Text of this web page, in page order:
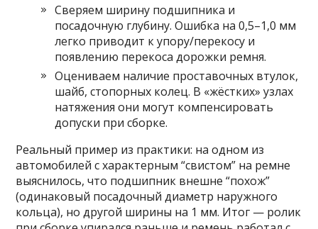
Сверяем ширину подшипника и
посадочную глубину. Ошибка на 0,5–1,0 мм
легко приводит к упору/перекосу и
появлению перекоса дорожки ремня.
Оцениваем наличие проставочных втулок,
шайб, стопорных колец. В «жёстких» узлах
натяжения они могут компенсировать
допуски при сборке.
Реальный пример из практики: на одном из
автомобилей с характерным “свистом” на ремне
выяснилось, что подшипник внешне “похож”
(одинаковый посадочный диаметр наружного
кольца), но другой ширины на 1 мм. Итог — ролик